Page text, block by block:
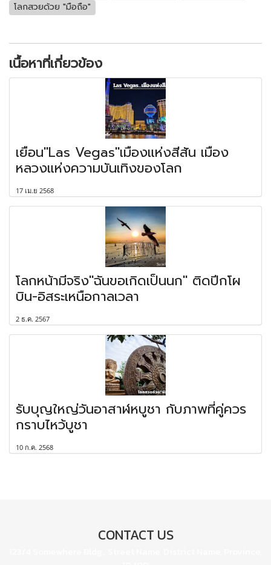
โลกสวยด้วย "มือถือ"
เนื้อหาที่เกี่ยวข้อง
เยือน"Las Vegas"เมืองแห่งสีสัน เมือง
หลวงแห่งความบันเทิงของโลก
17 เม.ย 2568
โลกหน้ามีจริง"ฉันขอเกิดเป็นนก" ติดปีกโผ
บิน-อิสระเหนือกาลเวลา
2 ธ.ค. 2567
รับบุญใหญ่วันอาสาฬหบูชา กับภาพที่คู่ควร
กราบไหว้บูชา
10 ก.ค. 2568
CONTACT US